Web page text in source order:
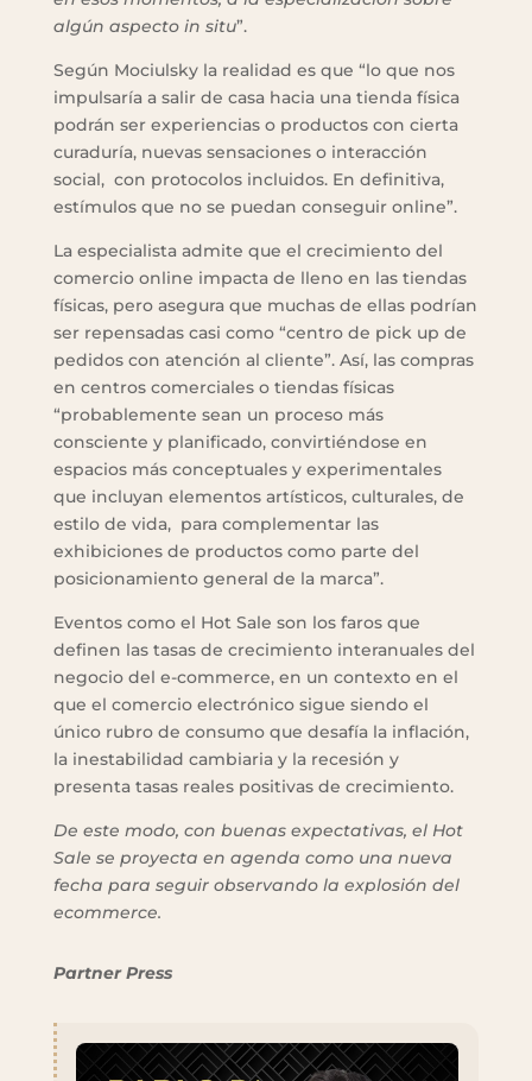
algún aspecto in situ”.
Según Mociulsky la realidad es que “lo que nos
impulsaría a salir de casa hacia una tienda física
podrán ser experiencias o productos con cierta
curaduría, nuevas sensaciones o interacción
social, con protocolos incluidos. En definitiva,
estímulos que no se puedan conseguir online”.
La especialista admite que el crecimiento del
comercio online impacta de lleno en las tiendas
físicas, pero asegura que muchas de ellas podrían
ser repensadas casi como “centro de pick up de
pedidos con atención al cliente”. Así, las compras
en centros comerciales o tiendas físicas
“probablemente sean un proceso más
consciente y planificado, convirtiéndose en
espacios más conceptuales y experimentales
que incluyan elementos artísticos, culturales, de
estilo de vida, para complementar las
exhibiciones de productos como parte del
posicionamiento general de la marca”.
Eventos como el Hot Sale son los faros que
definen las tasas de crecimiento interanuales del
negocio del e-commerce, en un contexto en el
que el comercio electrónico sigue siendo el
único rubro de consumo que desafía la inflación,
la inestabilidad cambiaria y la recesión y
presenta tasas reales positivas de crecimiento.
De este modo, con buenas expectativas, el Hot
Sale se proyecta en agenda como una nueva
fecha para seguir observando la explosión del
ecommerce.
Partner Press